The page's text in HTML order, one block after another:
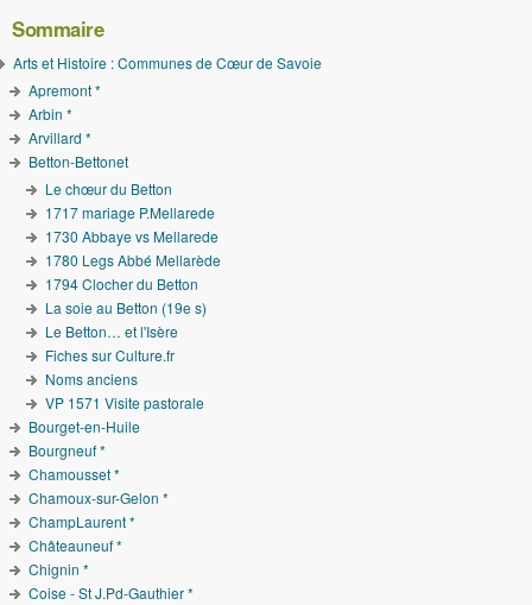
Sommaire
Arts et Histoire : Communes de Cœur de Savoie
Apremont *
Arbin *
Arvillard *
Betton-Bettonet
Le chœur du Betton
1717 mariage P.Mellarede
1730 Abbaye vs Mellarede
1780 Legs Abbé Mellarède
1794 Clocher du Betton
La soie au Betton (19e s)
Le Betton… et l'Isère
Fiches sur Culture.fr
Noms anciens
VP 1571 Visite pastorale
Bourget-en-Huile
Bourgneuf *
Chamousset *
Chamoux-sur-Gelon *
ChampLaurent *
Châteauneuf *
Chignin *
Coise - St J.Pd-Gauthier *